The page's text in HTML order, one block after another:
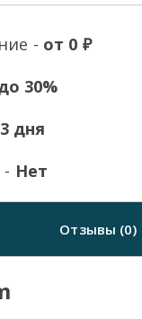
- от 0 ₽
30%
3 дня
Нет
Отзывы (0)